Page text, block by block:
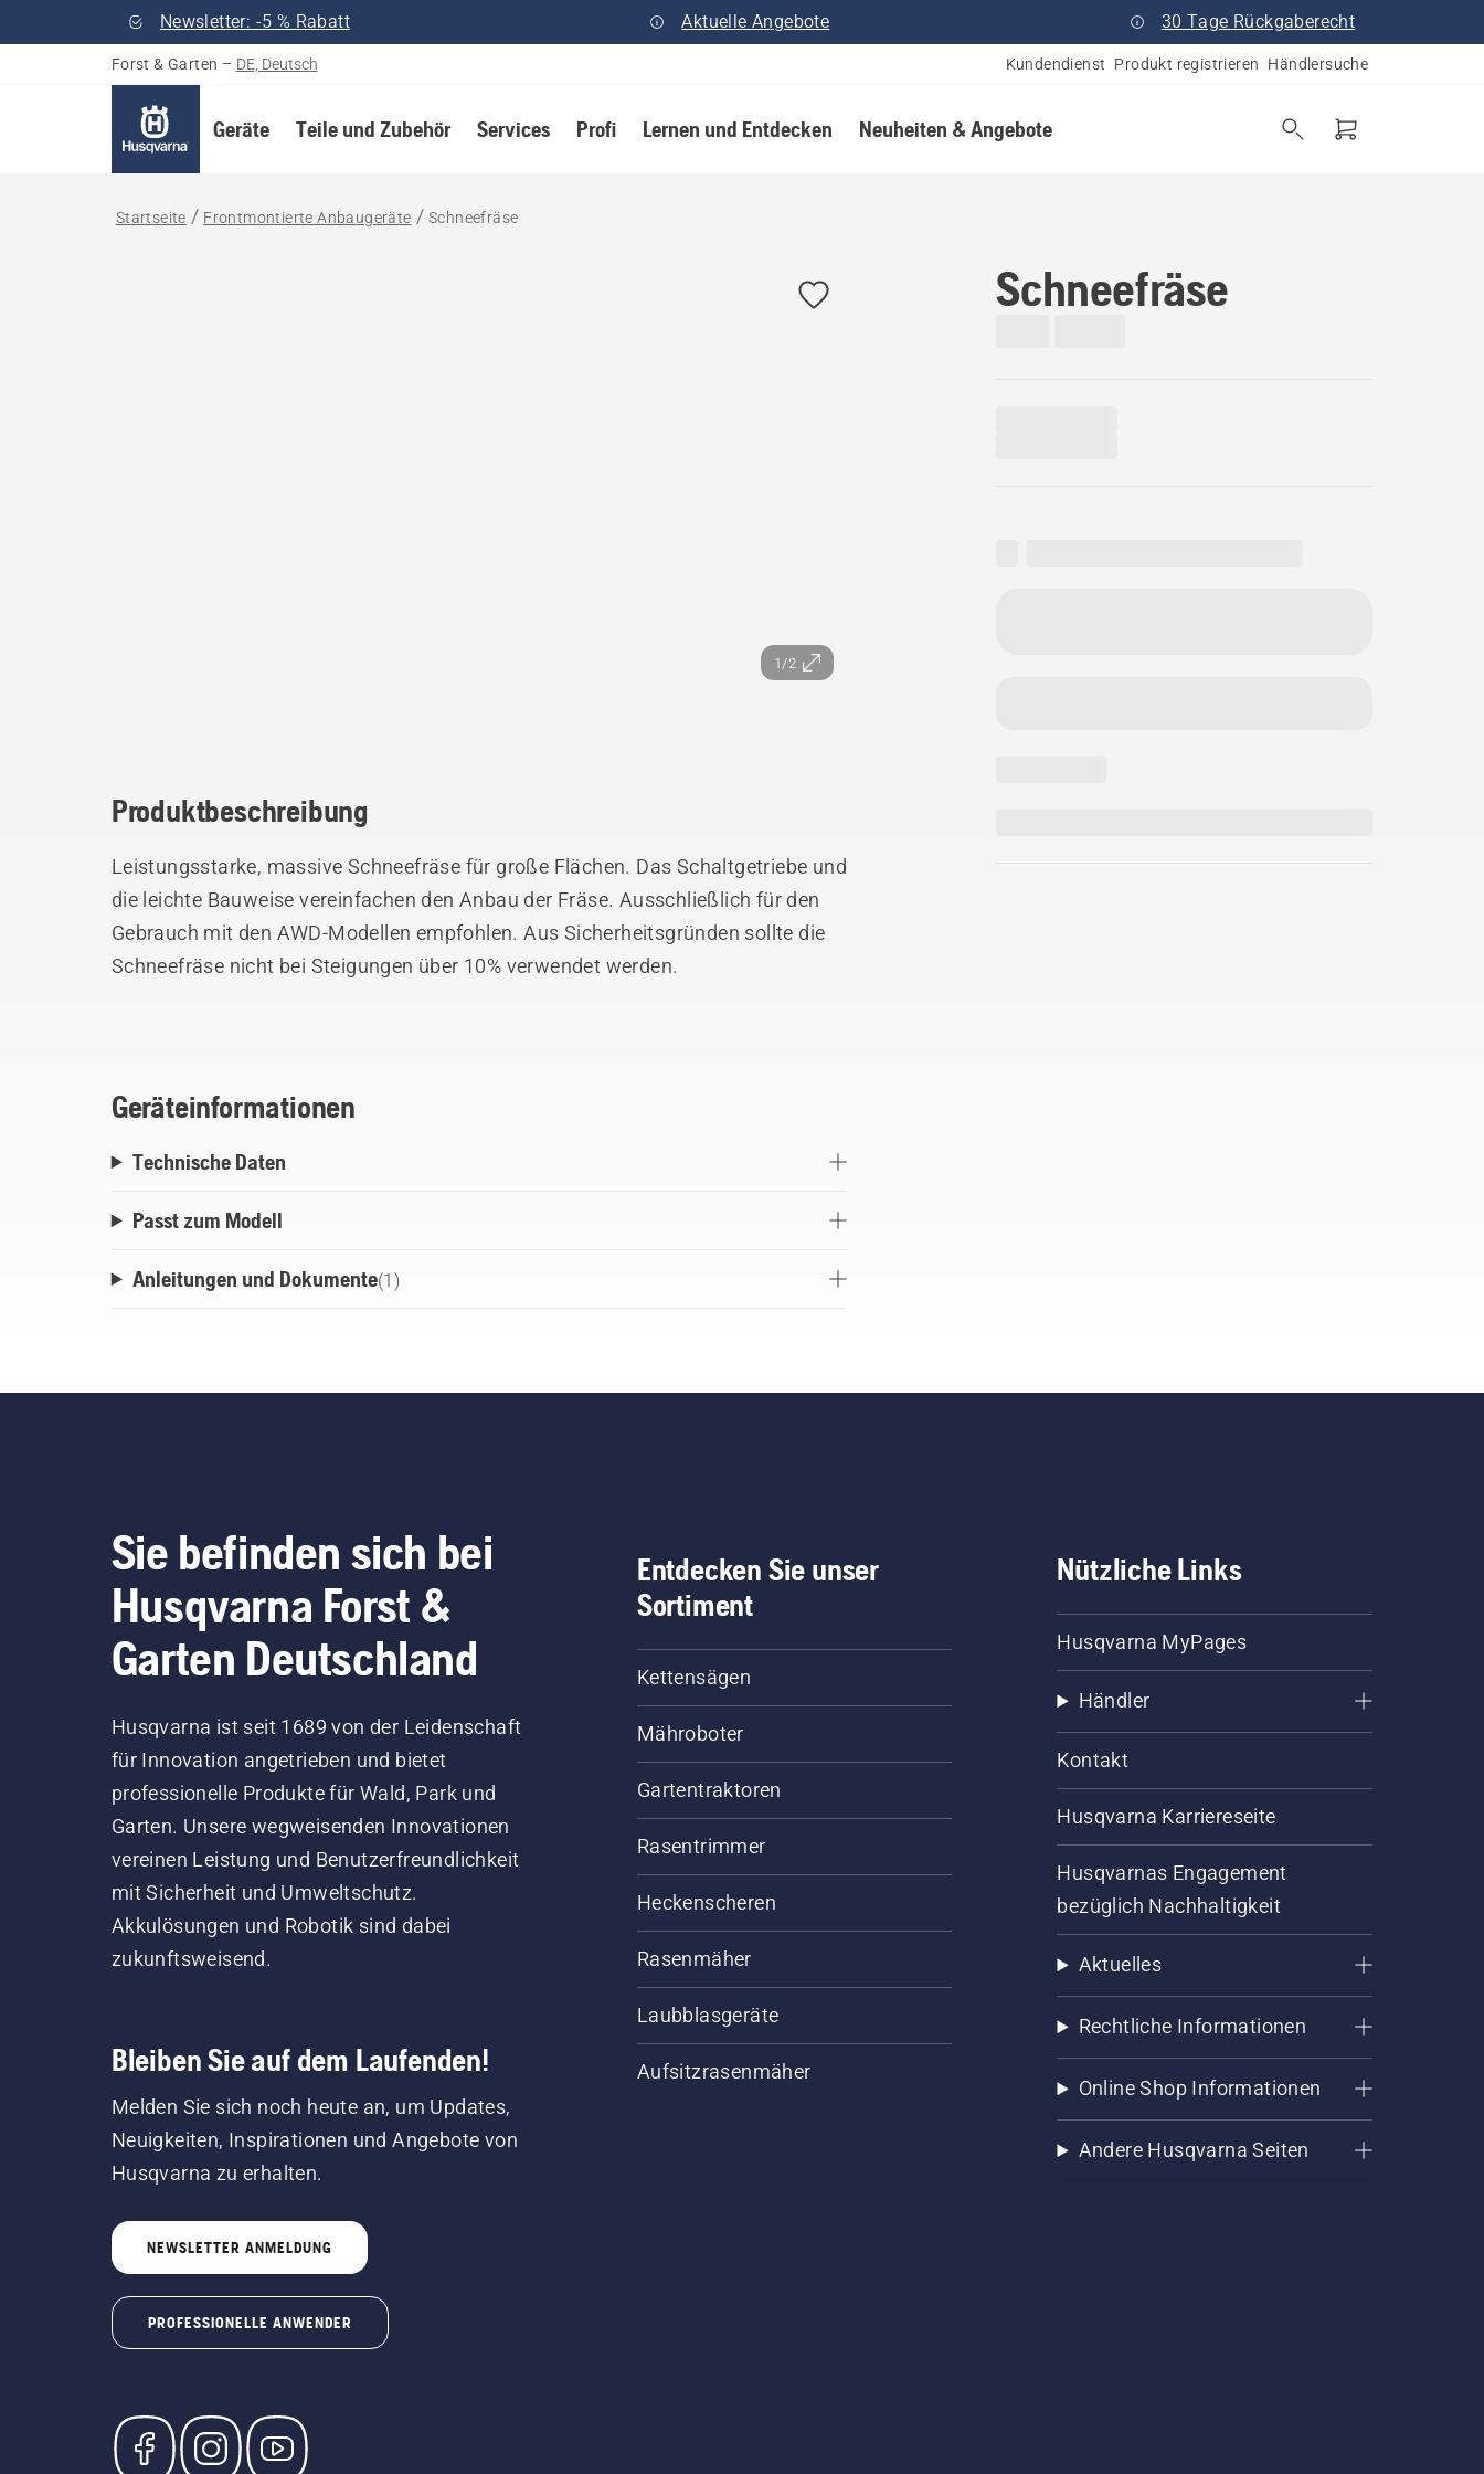
Newsletter: -5 % Rabatt Aktuelle Angebote 30 Tage Rückgaberecht
Forst & Garten – DE, Deutsch Kundendienst Produkt registrieren Händlersuche
Geräte Teile und Zubehör Services Profi Lernen und Entdecken Neuheiten & Angebote
Startseite Frontmontierte Anbaugeräte Schneefräse
1/2
Schneefräse
Produktbeschreibung
Leistungsstarke, massive Schneefräse für große Flächen. Das Schaltgetriebe und
die leichte Bauweise vereinfachen den Anbau der Fräse. Ausschließlich für den
Gebrauch mit den AWD-Modellen empfohlen. Aus Sicherheitsgründen sollte die
Schneefräse nicht bei Steigungen über 10% verwendet werden.
Geräteinformationen
Technische Daten
Passt zum Modell
Anleitungen und Dokumente(1 )
Sie befinden sich bei
Husqvarna Forst &
Garten Deutschland
Husqvarna ist seit 1689 von der Leidenschaft
für Innovation angetrieben und bietet
professionelle Produkte für Wald, Park und
Garten. Unsere wegweisenden Innovationen
vereinen Leistung und Benutzerfreundlichkeit
mit Sicherheit und Umweltschutz.
Akkulösungen und Robotik sind dabei
zukunftsweisend.
Bleiben Sie auf dem Laufenden!
Melden Sie sich noch heute an, um Updates,
Neuigkeiten, Inspirationen und Angebote von
Husqvarna zu erhalten.
NEWSLETTER ANMELDUNG
PROFESSIONELLE ANWENDER
Entdecken Sie unser
Sortiment
Kettensägen
Mähroboter
Gartentraktoren
Rasentrimmer
Heckenscheren
Rasenmäher
Laubblasgeräte
Aufsitzrasenmäher
Nützliche Links
Husqvarna MyPages
Händler
Kontakt
Husqvarna Karriereseite
Husqvarnas Engagement
bezüglich Nachhaltigkeit
Aktuelles
Rechtliche Informationen
Online Shop Informationen
Andere Husqvarna Seiten